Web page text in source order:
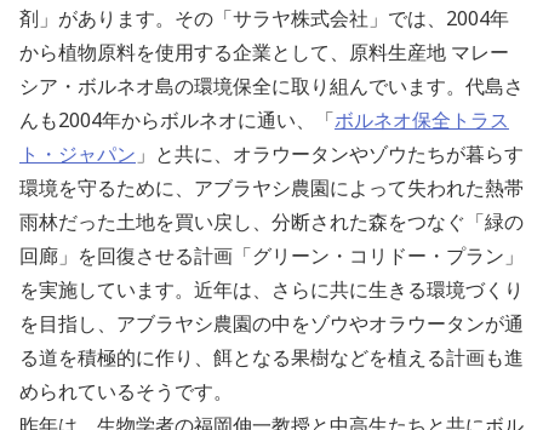
剤」があります。その「サラヤ株式会社」では、2004年
から植物原料を使用する企業として、原料生産地 マレー
シア・ボルネオ島の環境保全に取り組んでいます。代島さ
んも2004年からボルネオに通い、「ボルネオ保全トラス
ト・ジャパン 」と共に、オラウータンやゾウたちが暮らす
環境を守るために、アブラヤシ農園によって失われた熱帯
雨林だった土地を買い戻し、分断された森をつなぐ「緑の
回廊」を回復させる計画「グリーン・コリドー・プラン」
を実施しています。近年は、さらに共に生きる環境づくり
を目指し、アブラヤシ農園の中をゾウやオラウータンが通
る道を積極的に作り、餌となる果樹などを植える計画も進
められているそうです。